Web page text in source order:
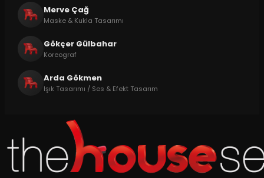
Merve Çağ
Maske & Kukla Tasarımı
Gökçer Gülbahar
Koreograf
Arda Gökmen
Işık Tasarımı / Ses & Efekt Tasarım